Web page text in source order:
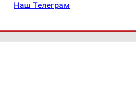
Наш Телеграм